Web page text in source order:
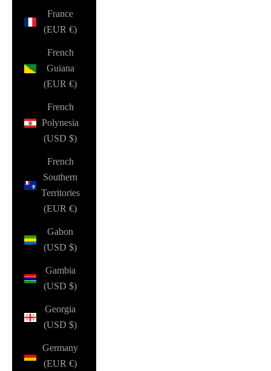
France
(EUR €)
French
Guiana
(EUR €)
French
Polynesia
(USD $)
French
Southern
Territories
(EUR €)
Gabon
(USD $)
Gambia
(USD $)
Georgia
(USD $)
Germany
(EUR €)